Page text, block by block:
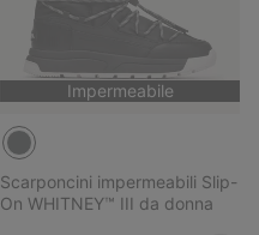
Impermeabile
Scarponcini impermeabili Slip-
On WHITNEY™ III da donna